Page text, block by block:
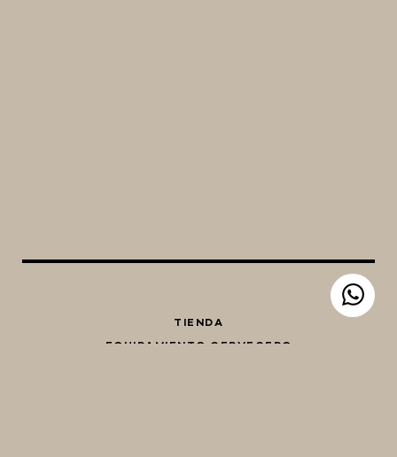
TIENDA
EQUIPAMIENTO CERVECERO